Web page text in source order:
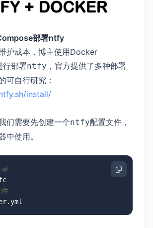
部署ntfy
护成本，博主使用Docker
行部署ntfy ，官方提供了多种部署
可自行研究：
install/
们需要先创建一个ntfy配置文件，
中使用。